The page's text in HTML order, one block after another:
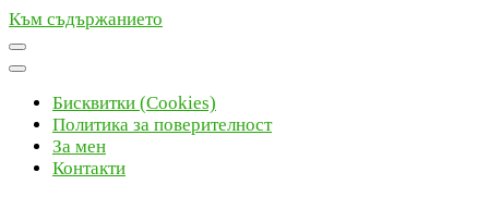
Към съдържанието
Бисквитки (Cookies)
Политика за поверителност
За мен
Контакти